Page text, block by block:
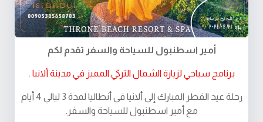
أمير اسطنبول للسياحة والسفر تقدم لكم
برنامج سياحي لزيارة الشمال التركي المميز في مدينة ألانيا .
رحلة عيد الفطر المبارك إلى ألانيا في أنطاليا لمدة 3 ليالي 4 أيام
مع أمير اسطنبول للسياحة والسفر.